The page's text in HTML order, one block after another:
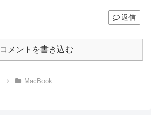
返信
コメントを書き込む
MacBook